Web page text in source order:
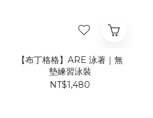
【布丁格格】ARE 泳著｜無
墊練習泳裝
NT$1,480